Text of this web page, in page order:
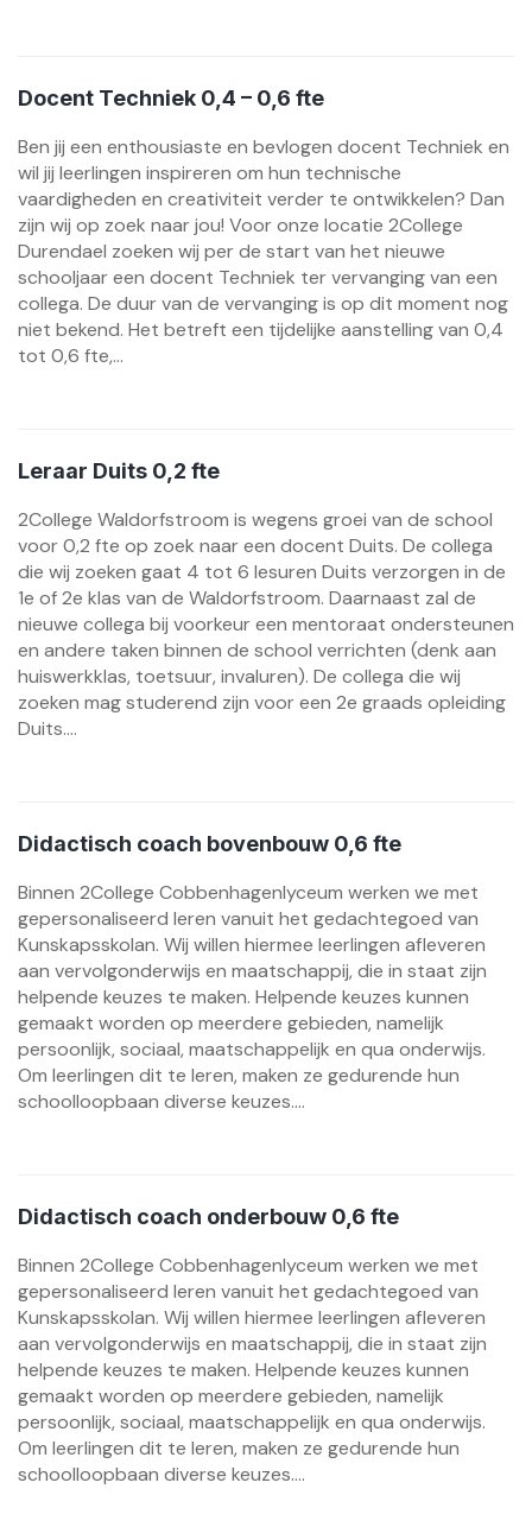
Docent Techniek 0,4 – 0,6 fte
Ben jij een enthousiaste en bevlogen docent Techniek en
wil jij leerlingen inspireren om hun technische
vaardigheden en creativiteit verder te ontwikkelen? Dan
zijn wij op zoek naar jou! Voor onze locatie 2College
Durendael zoeken wij per de start van het nieuwe
schooljaar een docent Techniek ter vervanging van een
collega. De duur van de vervanging is op dit moment nog
niet bekend. Het betreft een tijdelijke aanstelling van 0,4
tot 0,6 fte,...
Leraar Duits 0,2 fte
2College Waldorfstroom is wegens groei van de school
voor 0,2 fte op zoek naar een docent Duits. De collega
die wij zoeken gaat 4 tot 6 lesuren Duits verzorgen in de
1e of 2e klas van de Waldorfstroom. Daarnaast zal de
nieuwe collega bij voorkeur een mentoraat ondersteunen
en andere taken binnen de school verrichten (denk aan
huiswerkklas, toetsuur, invaluren). De collega die wij
zoeken mag studerend zijn voor een 2e graads opleiding
Duits....
Didactisch coach bovenbouw 0,6 fte
Binnen 2College Cobbenhagenlyceum werken we met
gepersonaliseerd leren vanuit het gedachtegoed van
Kunskapsskolan. Wij willen hiermee leerlingen afleveren
aan vervolgonderwijs en maatschappij, die in staat zijn
helpende keuzes te maken. Helpende keuzes kunnen
gemaakt worden op meerdere gebieden, namelijk
persoonlijk, sociaal, maatschappelijk en qua onderwijs.
Om leerlingen dit te leren, maken ze gedurende hun
schoolloopbaan diverse keuzes....
Didactisch coach onderbouw 0,6 fte
Binnen 2College Cobbenhagenlyceum werken we met
gepersonaliseerd leren vanuit het gedachtegoed van
Kunskapsskolan. Wij willen hiermee leerlingen afleveren
aan vervolgonderwijs en maatschappij, die in staat zijn
helpende keuzes te maken. Helpende keuzes kunnen
gemaakt worden op meerdere gebieden, namelijk
persoonlijk, sociaal, maatschappelijk en qua onderwijs.
Om leerlingen dit te leren, maken ze gedurende hun
schoolloopbaan diverse keuzes....